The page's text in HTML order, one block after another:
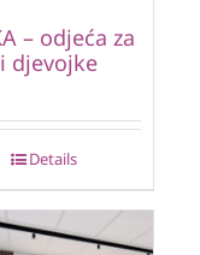
– odjeća za
djevojke
Details